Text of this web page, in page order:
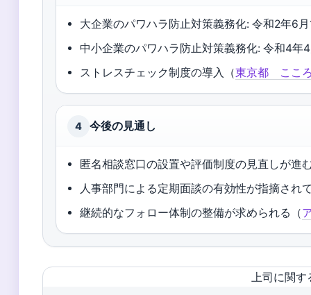
大企業のパワハラ防止対策義務化: 令和2年6
中小企業のパワハラ防止対策義務化: 令和4年
ストレスチェック制度の導入（東京都 ここ
4 今後の見通し
匿名相談窓口の設置や評価制度の見直しが進
人事部門による定期面談の有効性が指摘され
継続的なフォロー体制の整備が求められる（
上司に関す